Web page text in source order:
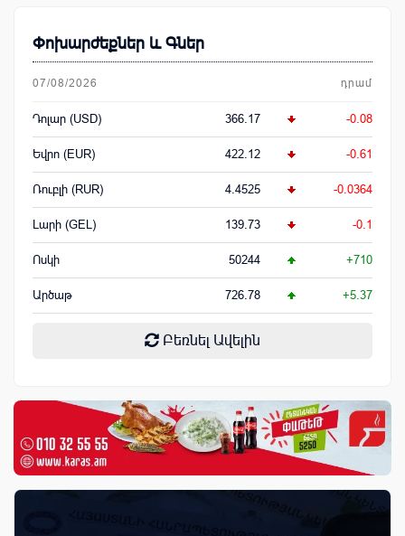
Փոխարժեքներ և Գներ
07/08/2026 դրամ
Դոլար (USD) 366.17 -0.08
Եվրո (EUR) 422.12 -0.61
Ռուբլի (RUR) 4.4525 -0.0364
Լարի (GEL) 139.73 -0.1
Ոսկի 50244 +710
Արծաթ 726.78 +5.37
Բեռնել Ավելին